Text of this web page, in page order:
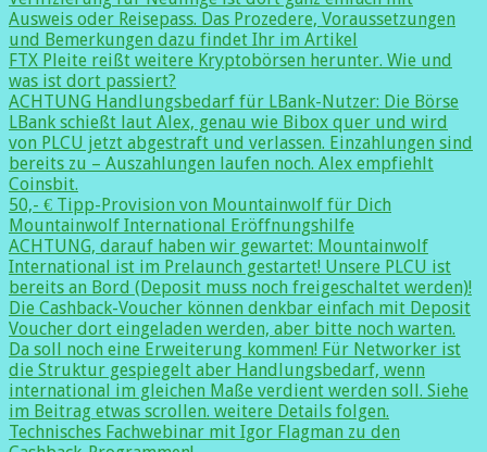
Ausweis oder Reisepass. Das Prozedere, Voraussetzungen
und Bemerkungen dazu findet Ihr im Artikel
FTX Pleite reißt weitere Kryptobörsen herunter. Wie und
was ist dort passiert?
ACHTUNG Handlungsbedarf für LBank-Nutzer: Die Börse
LBank schießt laut Alex, genau wie Bibox quer und wird
von PLCU jetzt abgestraft und verlassen. Einzahlungen sind
bereits zu – Auszahlungen laufen noch. Alex empfiehlt
Coinsbit.
50,- € Tipp-Provision von Mountainwolf für Dich
Mountainwolf International Eröffnungshilfe
ACHTUNG, darauf haben wir gewartet: Mountainwolf
International ist im Prelaunch gestartet! Unsere PLCU ist
bereits an Bord (Deposit muss noch freigeschaltet werden)!
Die Cashback-Voucher können denkbar einfach mit Deposit
Voucher dort eingeladen werden, aber bitte noch warten.
Da soll noch eine Erweiterung kommen! Für Networker ist
die Struktur gespiegelt aber Handlungsbedarf, wenn
international im gleichen Maße verdient werden soll. Siehe
im Beitrag etwas scrollen. weitere Details folgen.
Technisches Fachwebinar mit Igor Flagman zu den